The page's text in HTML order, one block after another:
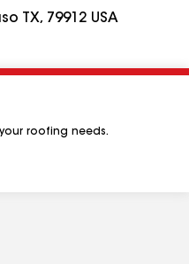
TX, 79912 USA
roofing needs.